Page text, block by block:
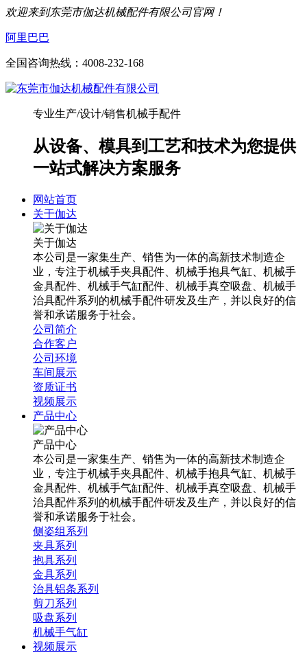
欢迎来到东莞市伽达机械配件有限公司官网！
阿里巴巴
全国咨询热线： 4008-232-168
专业生产/设计/销售机械手配件
从设备、模具到工艺和技术为您提供
一站式解决方案服务
网站首页
关于伽达
关于伽达
本公司是一家集生产、销售为一体的高新技术制造企
业，专注于机械手夹具配件、机械手抱具气缸、机械手
金具配件、机械手气缸配件、机械手真空吸盘、机械手
治具配件系列的机械手配件研发及生产，并以良好的信
誉和承诺服务于社会。
公司简介
合作客户
公司环境
车间展示
资质证书
视频展示
产品中心
产品中心
本公司是一家集生产、销售为一体的高新技术制造企
业，专注于机械手夹具配件、机械手抱具气缸、机械手
金具配件、机械手气缸配件、机械手真空吸盘、机械手
治具配件系列的机械手配件研发及生产，并以良好的信
誉和承诺服务于社会。
侧姿组系列
夹具系列
抱具系列
金具系列
治具铝条系列
剪刀系列
吸盘系列
机械手气缸
视频展示